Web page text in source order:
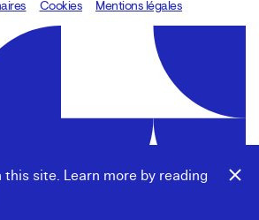
this site. Learn more by reading
, code:8080.studio
Cookies Mentions légales